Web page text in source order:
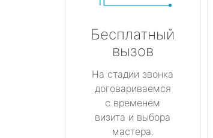
Бесплатный
вызов
На стадии звонка
договариваемся
с временем
визита и выбора
мастера.